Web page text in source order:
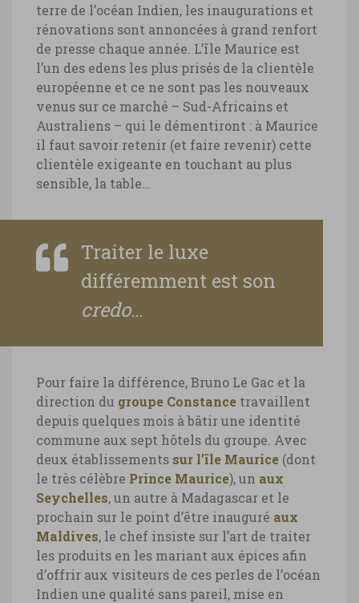
terre de l’océan Indien, les inaugurations et
rénovations sont annoncées à grand renfort
de presse chaque année. L’île Maurice est
l’un des edens les plus prisés de la clientèle
européenne et ce ne sont pas les nouveaux
venus sur ce marché – Sud-Africains et
Australiens – qui le démentiront : à Maurice
il faut savoir retenir (et faire revenir) cette
clientèle exigeante en touchant au plus
sensible, la table…
Traiter le luxe
différemment est son
credo…
Pour faire la différence, Bruno Le Gac et la
direction du groupe Constance travaillent
depuis quelques mois à bâtir une identité
commune aux sept hôtels du groupe. Avec
deux établissements sur l’île Maurice (dont
le très célèbre Prince Maurice), un aux
Seychelles, un autre à Madagascar et le
prochain sur le point d’être inauguré aux
Maldives, le chef insiste sur l’art de traiter
les produits en les mariant aux épices afin
d’offrir aux visiteurs de ces perles de l’océan
Indien une qualité sans pareil, mise en